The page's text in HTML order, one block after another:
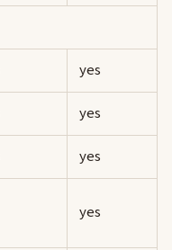
yes
yes
yes
yes